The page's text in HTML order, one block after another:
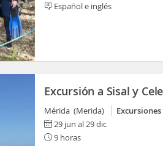
Español e inglés
Excursión a Sisal y
Mérida (Merida)
29 jun al 29 dic
9 horas